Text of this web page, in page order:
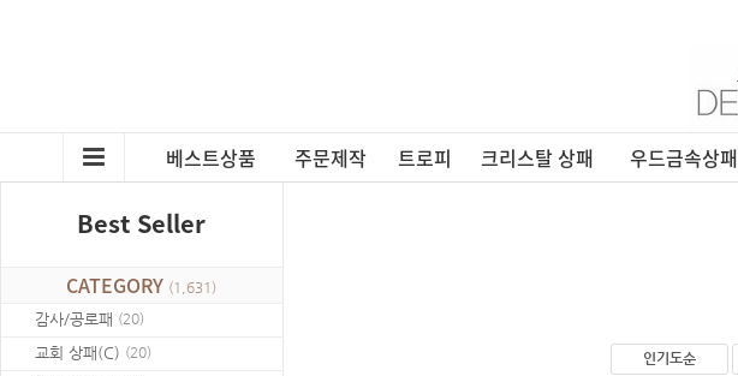
베스트상품 주문제작 트로피 크리스탈 상패 우드금속상패
Best Seller
CATEGORY (1,631)
감사/공로패 (20)
교회 상패(C) (20) 인기도순